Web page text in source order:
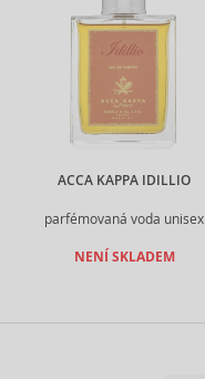
ACCA KAPPA IDILLIO
parfémovaná voda unisex
NENÍ SKLADEM